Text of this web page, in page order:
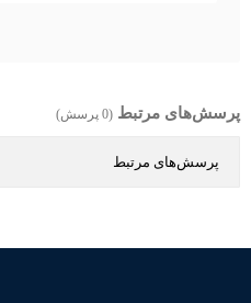
پرسش‌های مرتبط (0 پرسش)